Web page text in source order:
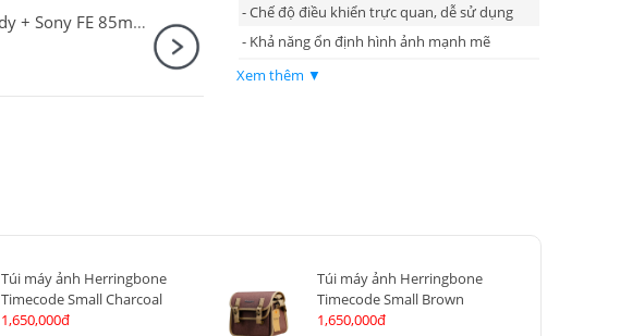
Sony Alpha A7 Mark IV Body + Sony FE 85mm F1.8
- Chế độ điều khiển trực quan, dễ sử dụng
- Khả năng ổn định hình ảnh mạnh mẽ
- Theo dõi thời gian thực & lấy nét tự động
Xem thêm ▼
Túi máy ảnh Herringbone
Timecode Small Charcoal
1,650,000đ
Túi máy ảnh Herringbone
Timecode Small Brown
1,650,000đ